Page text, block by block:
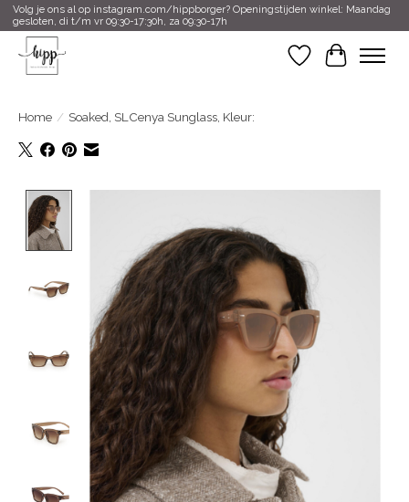
Volg je ons al op instagram.com/hippborger? Openingstijden winkel: Maandag
gesloten, di t/m vr 09:30-17:30h, za 09:30-17h
Verlanglijst
Home / Soaked, SLCenya Sunglass, Kleur: